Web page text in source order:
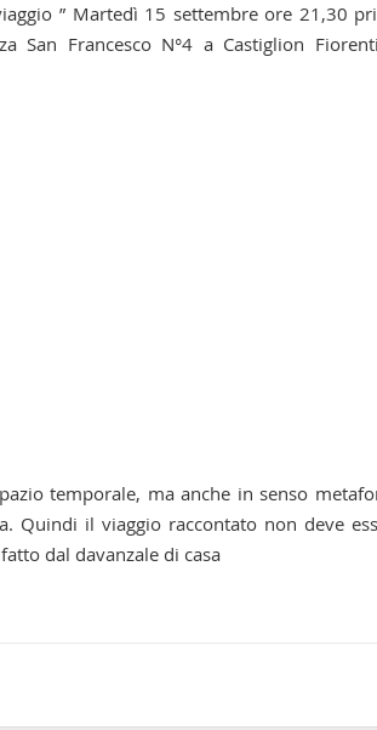
” Martedì 15 settembre ore 21,30
San Francesco N°4 a Castiglion
temporale, ma anche in senso
Quindi il viaggio raccontato non deve
dal davanzale di casa